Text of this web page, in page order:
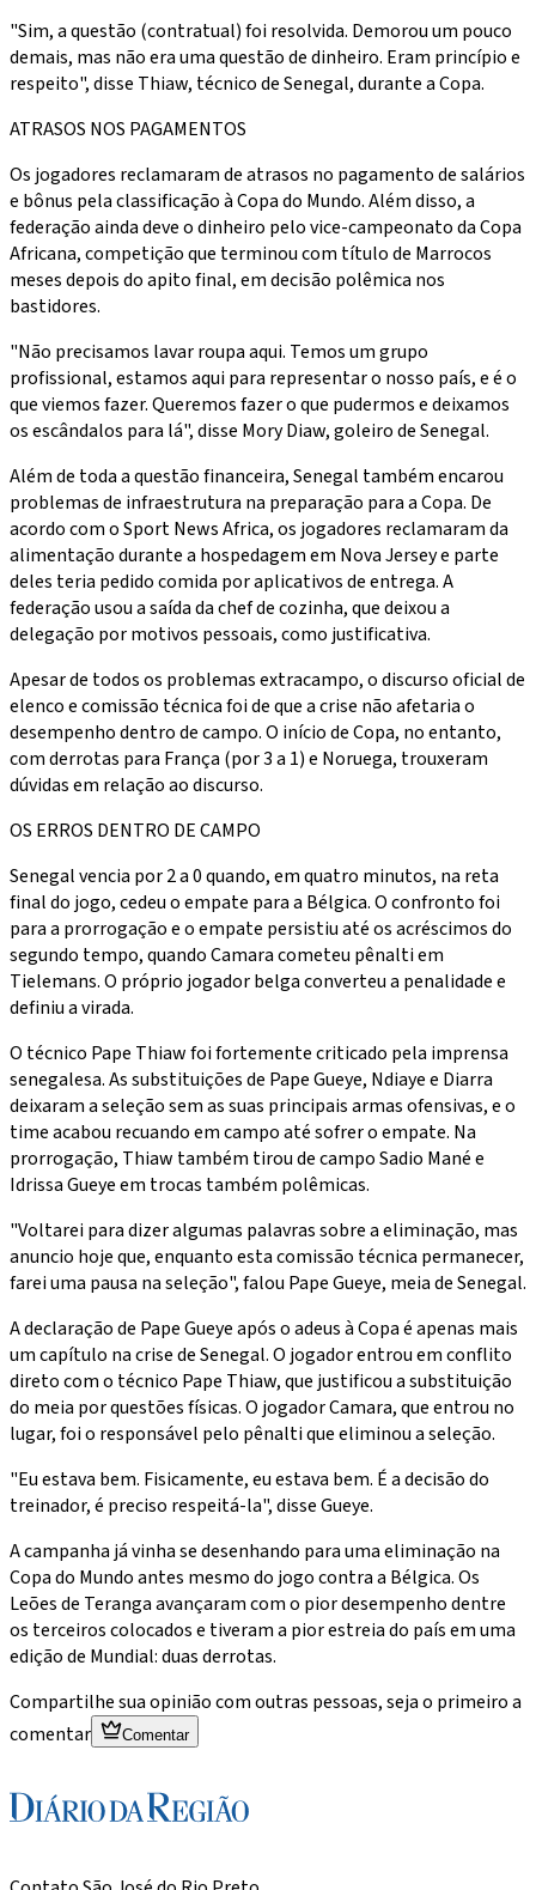
"Sim, a questão (contratual) foi resolvida. Demorou um pouco
demais, mas não era uma questão de dinheiro. Eram princípio e
respeito", disse Thiaw, técnico de Senegal, durante a Copa.
ATRASOS NOS PAGAMENTOS
Os jogadores reclamaram de atrasos no pagamento de salários
e bônus pela classificação à Copa do Mundo. Além disso, a
federação ainda deve o dinheiro pelo vice-campeonato da Copa
Africana, competição que terminou com título de Marrocos
meses depois do apito final, em decisão polêmica nos
bastidores.
"Não precisamos lavar roupa aqui. Temos um grupo
profissional, estamos aqui para representar o nosso país, e é o
que viemos fazer. Queremos fazer o que pudermos e deixamos
os escândalos para lá", disse Mory Diaw, goleiro de Senegal.
Além de toda a questão financeira, Senegal também encarou
problemas de infraestrutura na preparação para a Copa. De
acordo com o Sport News Africa, os jogadores reclamaram da
alimentação durante a hospedagem em Nova Jersey e parte
deles teria pedido comida por aplicativos de entrega. A
federação usou a saída da chef de cozinha, que deixou a
delegação por motivos pessoais, como justificativa.
Apesar de todos os problemas extracampo, o discurso oficial de
elenco e comissão técnica foi de que a crise não afetaria o
desempenho dentro de campo. O início de Copa, no entanto,
com derrotas para França (por 3 a 1) e Noruega, trouxeram
dúvidas em relação ao discurso.
OS ERROS DENTRO DE CAMPO
Senegal vencia por 2 a 0 quando, em quatro minutos, na reta
final do jogo, cedeu o empate para a Bélgica. O confronto foi
para a prorrogação e o empate persistiu até os acréscimos do
segundo tempo, quando Camara cometeu pênalti em
Tielemans. O próprio jogador belga converteu a penalidade e
definiu a virada.
O técnico Pape Thiaw foi fortemente criticado pela imprensa
senegalesa. As substituições de Pape Gueye, Ndiaye e Diarra
deixaram a seleção sem as suas principais armas ofensivas, e o
time acabou recuando em campo até sofrer o empate. Na
prorrogação, Thiaw também tirou de campo Sadio Mané e
Idrissa Gueye em trocas também polêmicas.
"Voltarei para dizer algumas palavras sobre a eliminação, mas
anuncio hoje que, enquanto esta comissão técnica permanecer,
farei uma pausa na seleção", falou Pape Gueye, meia de Senegal.
A declaração de Pape Gueye após o adeus à Copa é apenas mais
um capítulo na crise de Senegal. O jogador entrou em conflito
direto com o técnico Pape Thiaw, que justificou a substituição
do meia por questões físicas. O jogador Camara, que entrou no
lugar, foi o responsável pelo pênalti que eliminou a seleção.
"Eu estava bem. Fisicamente, eu estava bem. É a decisão do
treinador, é preciso respeitá-la", disse Gueye.
A campanha já vinha se desenhando para uma eliminação na
Copa do Mundo antes mesmo do jogo contra a Bélgica. Os
Leões de Teranga avançaram com o pior desempenho dentre
os terceiros colocados e tiveram a pior estreia do país em uma
edição de Mundial: duas derrotas.
Compartilhe sua opinião com outras pessoas, seja o primeiro a
comentar
Comentar